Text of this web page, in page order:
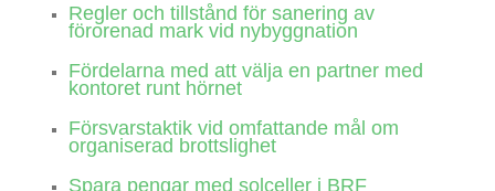
Regler och tillstånd för sanering av
förorenad mark vid nybyggnation
Fördelarna med att välja en partner med
kontoret runt hörnet
Försvarstaktik vid omfattande mål om
organiserad brottslighet
Spara pengar med solceller i BRF